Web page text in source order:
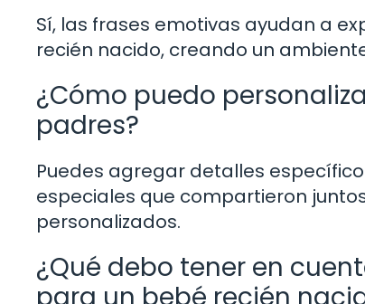
Sí, las frases emotivas ayudan a
recién nacido, creando un
¿Cómo puedo
padres?
Puedes agregar detalles
especiales que compartieron
personalizados.
¿Qué debo tener en